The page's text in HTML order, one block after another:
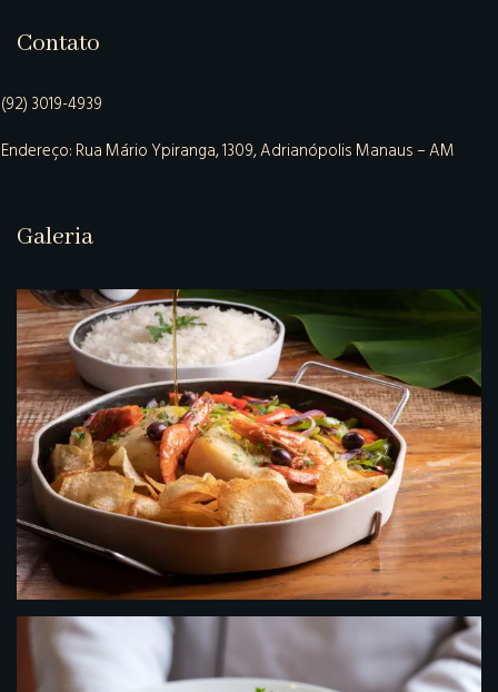
Contato
(92) 3019-4939
Endereço: Rua Mário Ypiranga, 1309, Adrianópolis Manaus – AM
Galeria